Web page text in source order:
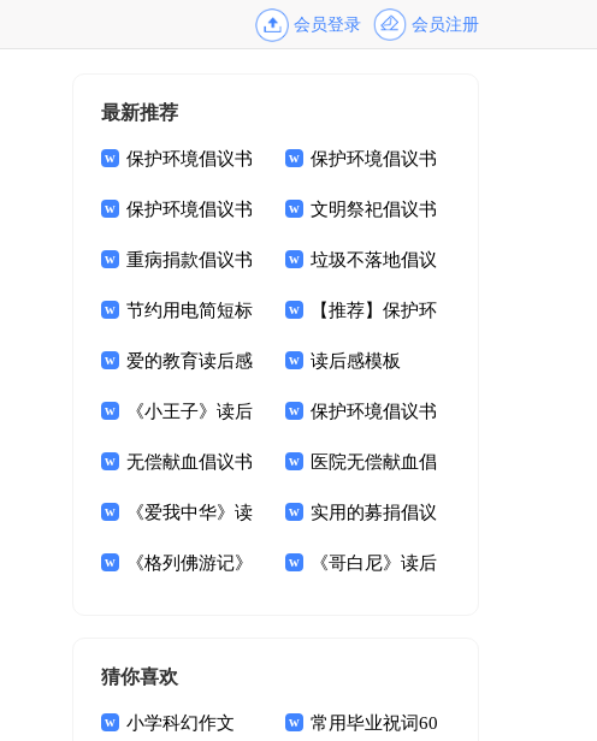
会员登录 会员注册
最新推荐
保护环境倡议书
【推荐】
保护环境倡议书
【热门】
保护环境倡议书
【热】
文明祭祀倡议书
模板锦集九篇
重病捐款倡议书
范文锦集八篇
垃圾不落地倡议
书锦集6篇
节约用电简短标
语
【推荐】保护环
境倡议书
爱的教育读后感
通用15篇
读后感模板
《小王子》读后
感集合15篇
保护环境倡议书
模板
无偿献血倡议书
范文6篇
医院无偿献血倡
议书范文六篇
《爱我中华》读
后感
实用的募捐倡议
书范文九篇
《格列佛游记》 《哥白尼》读后
猜你喜欢
小学科幻作文 常用毕业祝词60